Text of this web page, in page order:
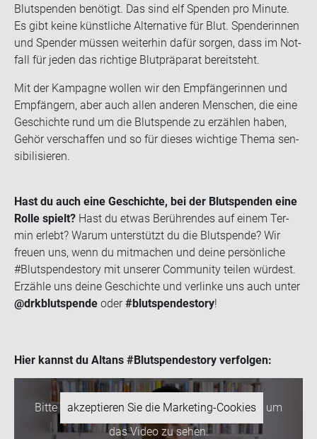
Blut­spen­den be­nö­tigt. Das sind elf Spen­den pro Mi­nu­te.
Es gibt keine künst­li­che Al­ter­na­ti­ve für Blut. Spen­de­rin­nen
und Spen­der müs­sen wei­ter­hin dafür sor­gen, dass im Not­
fall für jeden das rich­ti­ge Blut­prä­pa­rat be­reit­steht.
Mit der Kam­pa­gne wol­len wir den Emp­fän­ge­rin­nen und
Emp­fän­gern, aber auch allen an­de­ren Men­schen, die eine
Ge­schich­te rund um die Blut­spen­de zu er­zäh­len haben,
Gehör ver­schaf­fen und so für die­ses wich­ti­ge Thema sen­
si­bi­li­sie­ren.
Hast du auch eine Ge­schich­te, bei der Blut­spen­den eine
Rolle spielt? Hast du etwas Be­rüh­ren­des auf einem Ter­
min er­lebt? Warum un­ter­stützt du die Blut­spen­de? Wir
freu­en uns, wenn du mit­ma­chen und deine per­sön­li­che
#Blut­spen­desto­ry mit un­se­rer Com­mu­ni­ty tei­len wür­dest.
Er­zäh­le uns deine Ge­schich­te und ver­lin­ke uns auch unter
@drk­blut­spen­de oder#blut­spen­desto­ry!
Hier kannst du Altans #Blut­spen­desto­ry ver­fol­gen:
Bitte akzeptieren Sie die Marketing-Cookies
um
das Video zu sehen.